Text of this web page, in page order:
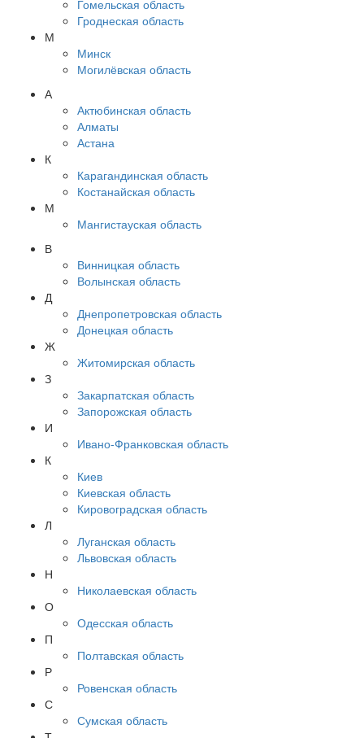
Гомельская область
Гроднеская область
М
Минск
Могилёвская область
А
Актюбинская область
Алматы
Астана
К
Карагандинская область
Костанайская область
М
Мангистауская область
В
Винницкая область
Волынская область
Д
Днепропетровская область
Донецкая область
Ж
Житомирская область
З
Закарпатская область
Запорожская область
И
Ивано-Франковская область
К
Киев
Киевская область
Кировоградская область
Л
Луганская область
Львовская область
Н
Николаевская область
О
Одесская область
П
Полтавская область
Р
Ровенская область
С
Сумская область